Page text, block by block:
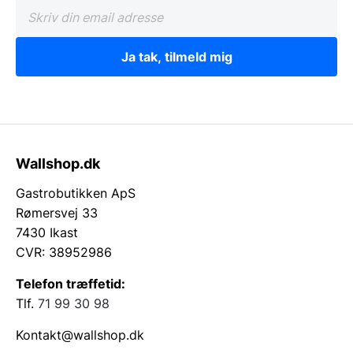
Ja tak, tilmeld mig
Wallshop.dk
Gastrobutikken ApS
Rømersvej 33
7430 Ikast
CVR: 38952986
Telefon træffetid:
Tlf. 71 99 30 98
Kontakt@wallshop.dk